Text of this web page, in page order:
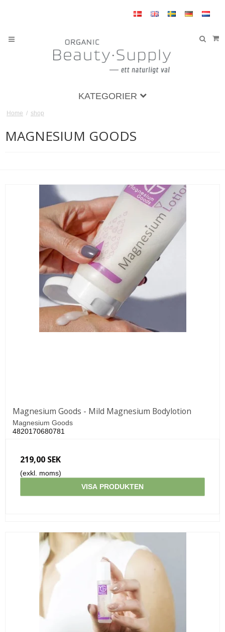
KATEGORIER
Home / shop
MAGNESIUM GOODS
Magnesium Goods - Mild Magnesium Bodylotion
Magnesium Goods
4820170680781
219,00 SEK
(exkl. moms)
VISA PRODUKTEN